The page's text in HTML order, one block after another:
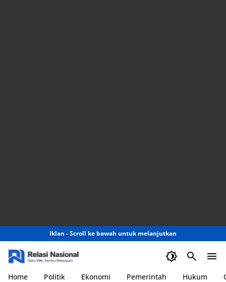
Iklan - Scroll ke bawah untuk melanjutkan
Home Politik Ekonomi Pemerintah Hukum